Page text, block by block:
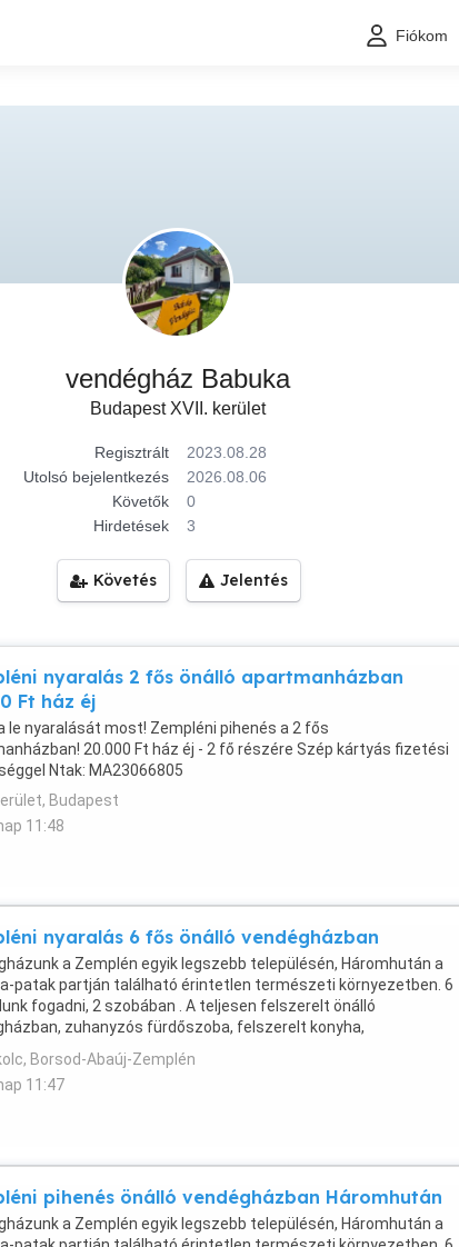
Fiókom
vendégház Babuka
Budapest XVII. kerület
Regisztrált
2023.08.28
Utolsó bejelentkezés
2026.08.06
Követők
0
Hirdetések
3
Követés Jelentés
nyaralás 2 fős önálló apartmanházban
Ft ház éj
le nyaralását most! Zempléni pihenés a 2 fős
20.000 Ft ház éj - 2 fő részére Szép kártyás fizetési
Ntak: MA23066805
Budapest
11:48
nyaralás 6 fős önálló vendégházban
a Zemplén egyik legszebb településén, Háromhután a
patak partján található érintetlen természeti környezetben. 6
fogadni, 2 szobában . A teljesen felszerelt önálló
zuhanyzós fürdőszoba, felszerelt konyha,
lehetőség, ingyenes WiFi. https: babukavendeghaz.hu
fizetési lehetőséggel Ntak: MA23066805
Borsod-Abaúj-Zemplén
11:47
pihenés önálló vendégházban Háromhután
a Zemplén egyik legszebb településén, Háromhután a